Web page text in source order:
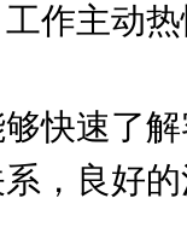
作主动
快速了
，良好